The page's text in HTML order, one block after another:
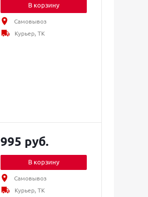
В корзину
Самовывоз
Курьер, ТК
995 руб.
В корзину
Самовывоз
Курьер, ТК